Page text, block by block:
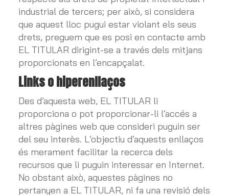
industrial de tercers; per això, si considera
que aquest lloc pugui estar violant els seus
drets, preguem que es posi en contacte amb
EL TITULAR dirigint-se a través dels mitjans
proporcionats en l’encapçalat.
Links o hiperenllaços
Des d’aquesta web, EL TITULAR li
proporciona o pot proporcionar-li l’accés a
altres pàgines web que consideri puguin ser
del seu interès. L’objectiu d’aquests enllaços
és merament facilitar la recerca dels
recursos que li puguin interessar en Internet.
No obstant això, aquestes pàgines no
pertanyen a EL TITULAR, ni fa una revisió dels